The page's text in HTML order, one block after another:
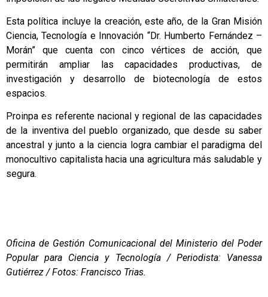
Esta política incluye la creación, este año, de la Gran Misión
Ciencia, Tecnología e Innovación “Dr. Humberto Fernández –
Morán” que cuenta con cinco vértices de acción, que
permitirán ampliar las capacidades productivas, de
investigación y desarrollo de biotecnología de estos
espacios.
Proinpa es referente nacional y regional de las capacidades
de la inventiva del pueblo organizado, que desde su saber
ancestral y junto a la ciencia logra cambiar el paradigma del
monocultivo capitalista hacia una agricultura más saludable y
segura.
Oficina de Gestión Comunicacional del Ministerio del Poder
Popular para Ciencia y Tecnología / Periodista: Vanessa
Gutiérrez / Fotos: Francisco Trias.